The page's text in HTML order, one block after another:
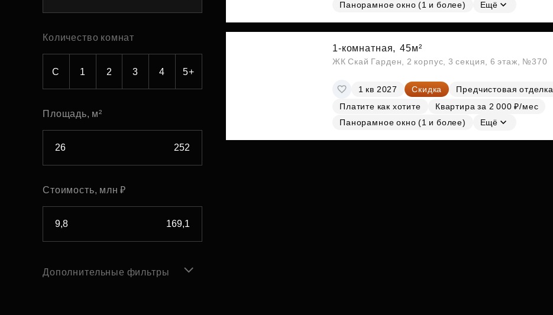
Рефинансирование
Субсидии
Количество комнат
С 1 2 3 4 5+
Площадь, м²
Стоимость, млн ₽
Дополнительные фильтры
Панорамное окно (1 и более)
Ещё
1-комнатная, 45м²
ЖК Скай Гарден, 2 корпус, 3 секция, 6 этаж, №370
1 кв 2027 Скидка
Предчистовая отделка
Платите как хотите
Квартира за 2 000 ₽/мес
Панорамное окно (1 и более)
Ещё